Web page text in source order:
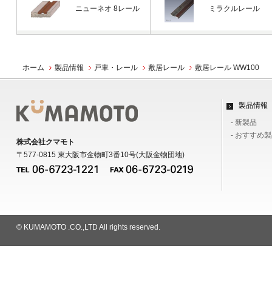
ニューネオ 8レール ミラクルレール
ホーム 製品情報 戸車・レール 敷居レール 敷居レール WW100
株式会社クマモト
〒577-0815 東大阪市金物町3番10号(大阪金物団地)
製品情報
- 新製品
- おすすめ
© KUMAMOTO .CO.,LTD All rights reserved.